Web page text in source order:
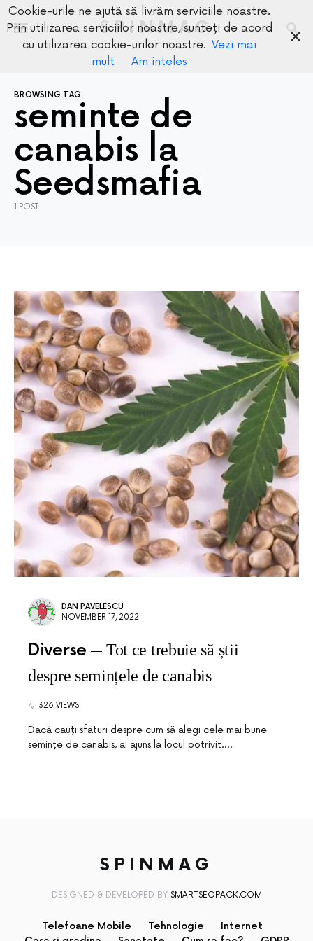
SPINMAG
BROWSING TAG
seminte de
canabis la
Seedsmafia
1 POST
DAN PAVELESCU
NOVEMBER 17, 2022
Diverse
Tot ce trebuie să știi
despre semințele de canabis
326 VIEWS
Dacă cauți sfaturi despre cum să alegi cele mai bune
semințe de canabis, ai ajuns la locul potrivit.…
SPINMAG
DESIGNED & DEVELOPED BY SMARTSEOPACK.COM
Telefoane Mobile Tehnologie
Internet
Cookie-urile ne ajută să livrăm serviciile noastre.
Prin utilizarea serviciilor noastre, sunteți de acord
cu utilizarea cookie-urilor noastre. Vezi mai
mult
Am inteles